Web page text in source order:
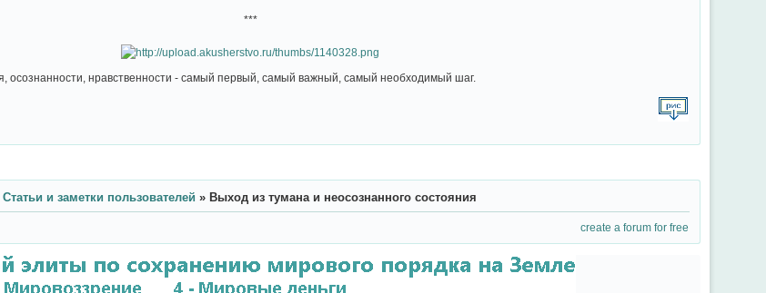
***
нравственности - самый первый, самый важный, самый необходимый шаг.
Статьи и заметки пользователей » Выход из тумана и неосознанного состояния
create a forum for free